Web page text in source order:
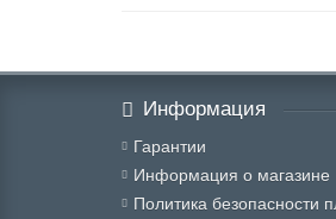
Информация
Гарантии
Информация о магазине
Политика безопасности